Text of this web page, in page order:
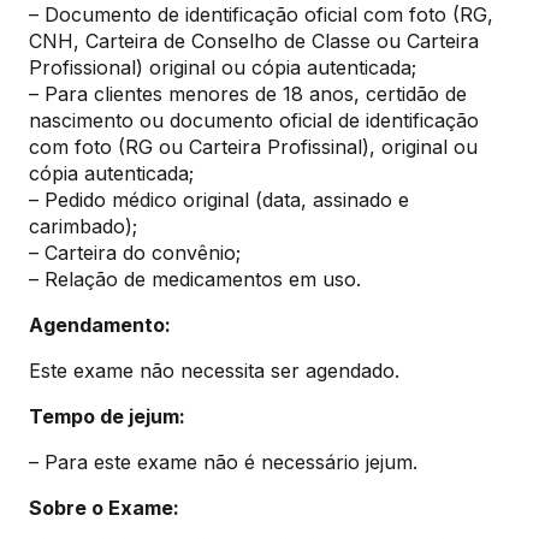
– Documento de identificação oficial com foto (RG,
CNH, Carteira de Conselho de Classe ou Carteira
Profissional) original ou cópia autenticada;
– Para clientes menores de 18 anos, certidão de
nascimento ou documento oficial de identificação
com foto (RG ou Carteira Profissinal), original ou
cópia autenticada;
– Pedido médico original (data, assinado e
carimbado);
– Carteira do convênio;
– Relação de medicamentos em uso.
Agendamento:
Este exame não necessita ser agendado.
Tempo de jejum:
– Para este exame não é necessário jejum.
Sobre o Exame: